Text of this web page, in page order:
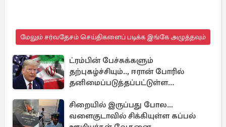
மேலும் சர்வதேசம் செய்திகளைப் படிக்க இங்கே அழுத்தவும்
ட்ரம்பின் பேச்சுக்களும்
தற்புகழ்ச்சியும்.., ஈரான் போரில்
தனிமைப்படுத்தப்பட்டுள்ள
சிறையில் இருப்பது போல...
வளைகுடாவில் சிக்கியுள்ள கப்பல்